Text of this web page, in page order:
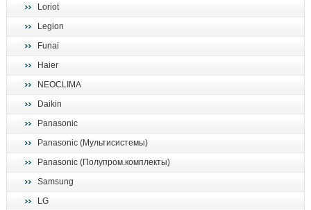
Loriot
Legion
Funai
Haier
NEOCLIMA
Daikin
Panasonic
Panasonic (Мультисистемы)
Panasonic (Полупром.комплекты)
Samsung
LG